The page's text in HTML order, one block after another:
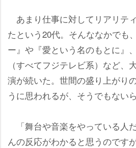
あまり仕事に対してリアリテ
たという20代。そんななかでも
ー』や『愛という名のもとに』
（すべてフジテレビ系）など、
演が続いた。世間の盛り上がり
うに思われるが、そうでもないら
「舞台や音楽をやっている人
んの反応がわかると思うのです